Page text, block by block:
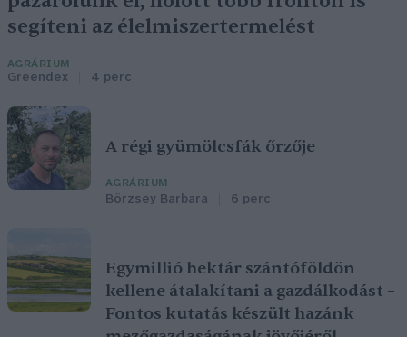
segíteni az élelmiszertermelést
AGRÁRIUM
Greendex 4 perc
A régi gyümölcsfák őrzője
AGRÁRIUM
Börzsey Barbara 6 perc
Egymillió hektár szántóföldön
kellene átalakítani a gazdálkodást –
Fontos kutatás készült hazánk